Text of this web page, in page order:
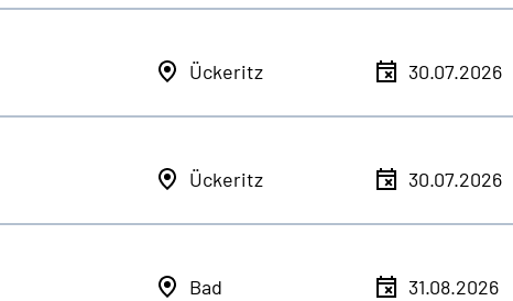
Ückeritz 30.07.2026
Ückeritz 30.07.2026
Bad
31.08.2026